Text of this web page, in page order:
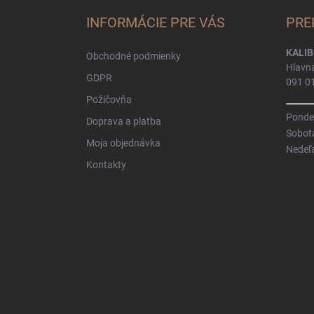
INFORMÁCIE PRE VÁS
Obchodné podmienky
GDPR
Požičovňa
Doprava a platba
Moja objednávka
Kontakty
091